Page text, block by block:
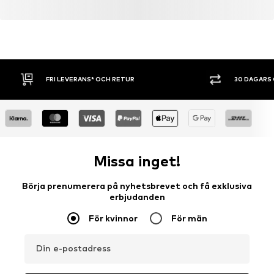
30 DAGARS ÖPPET KÖP SHOPPA
Missa inget!
Börja prenumerera på nyhetsbrevet och få exklusiva
erbjudanden
För kvinnor För män
Din e-postadress